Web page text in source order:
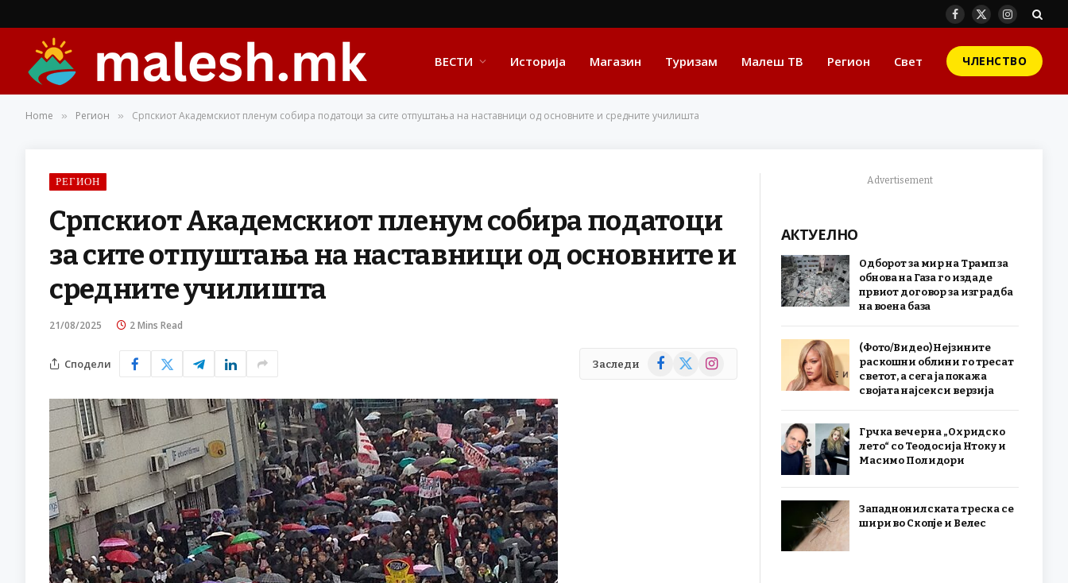
Facebook
X
Instagram
ВЕСТИ Историја Магазин Туризам Малеш ТВ Регион Свет ЧЛЕНСТВО
Home » Регион » Српскиот Академскиот пленум собира податоци за сите отпуштања на наставници од основните и средните училишта
РЕГИОН
Српскиот Академскиот пленум собира податоци
за сите отпуштања на наставници од основните и
средните училишта
21/08/2025 2 Mins Read
Сподели Заследи Facebook
X
Instagram
Advertisement
АКТУЕЛНО
Одборот за мир на Трамп за
обнова на Газа го издаде
првиот договор за изградба
на воена база
(Фото/Видео) Нејзините
раскошни облини го тресат
светот, а сега ја покажа
својата најсекси верзија
Грчка вечер на „Охридско
лето“ со Теодосија Нтоку и
Масимо Полидори
Западнонилската треска се
шири во Скопје и Велес